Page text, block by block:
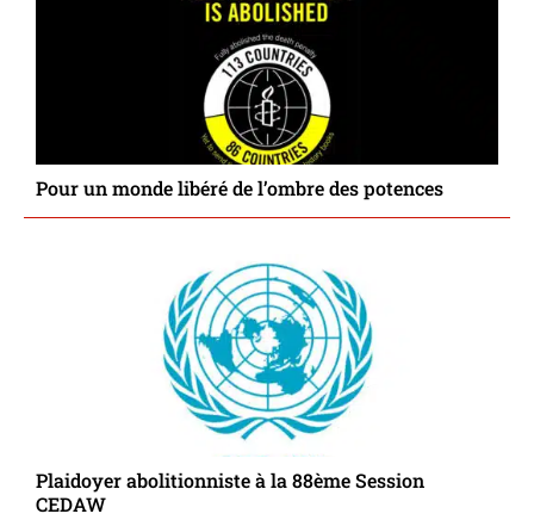
Pour un monde libéré de l’ombre des potences
Plaidoyer abolitionniste à la 88ème Session
CEDAW